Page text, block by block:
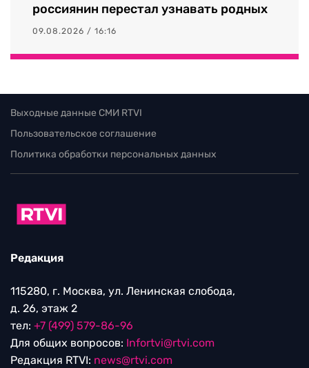
россиянин перестал узнавать родных
09.08.2026 / 16:16
Выходные данные СМИ RTVI
Пользовательское соглашение
Политика обработки персональных данных
Редакция
115280, г. Москва, ул. Ленинская слобода,
д. 26, этаж 2
тел: +7 (499) 579-86-96
Для общих вопросов: Infortvi@rtvi.com
Редакция RTVI: news@rtvi.com